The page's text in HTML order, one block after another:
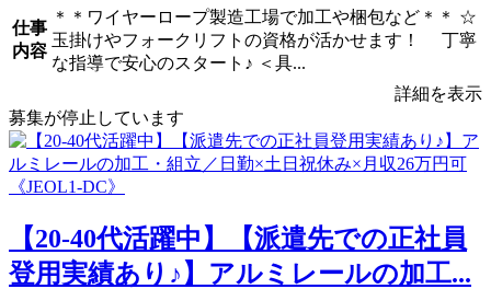
仕事
内容
＊＊ワイヤーロープ製造工場で加工や梱包など＊＊ ☆
玉掛けやフォークリフトの資格が活かせます！ 丁寧
な指導で安心のスタート♪ ＜具...
詳細を表示
募集が停止しています
【20-40代活躍中】【派遣先での正社員
登用実績あり♪】アルミレールの加工...